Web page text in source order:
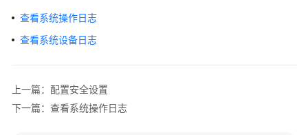
品
计
查看系统操作日志
查看系统设备日志
上一篇：配置安全设置
下一篇：查看系统操作日志